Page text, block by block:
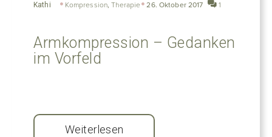
Kathi Kompression,Therapie 26. Oktober 2017 1
Armkompression – Gedanken
im Vorfeld
Weiterlesen